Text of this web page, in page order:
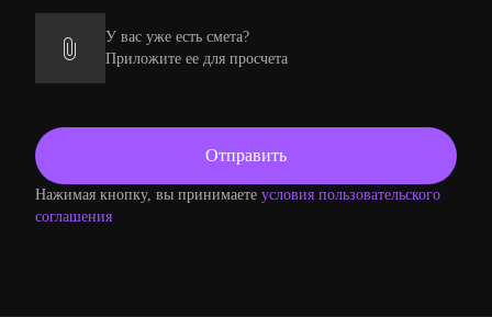
У вас уже есть смета?
Приложите ее для просчета
Нажимая кнопку, вы принимаете условия пользовательского
соглашения